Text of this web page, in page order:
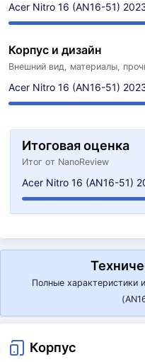
Acer Nitro 16 (AN16-51)
Корпус и дизайн
Внешний вид, материалы,
Acer Nitro 16 (AN16-51)
Итоговая оценка
Итог от NanoReview
Acer Nitro 16 (AN16-51)
Полные характеристики
Корпус